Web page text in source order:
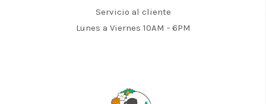
Servicio al cliente
Lunes a Viernes 10AM - 6PM